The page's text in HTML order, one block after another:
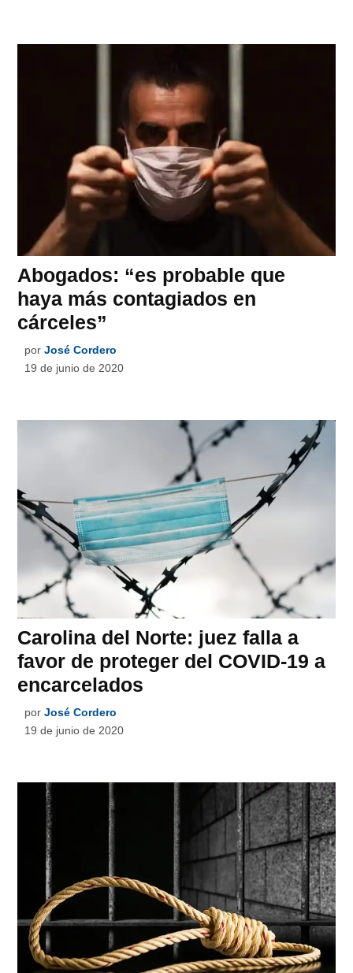
Abogados: “es probable que
haya más contagiados en
cárceles”
por José Cordero
19 de junio de 2020
Carolina del Norte: juez falla a
favor de proteger del COVID-19 a
encarcelados
por José Cordero
19 de junio de 2020